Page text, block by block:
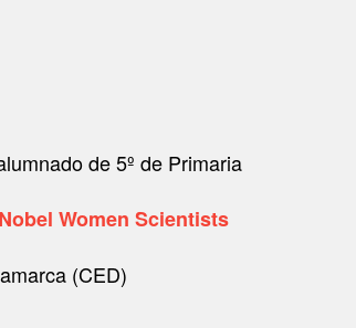
de 5º de Primaria
Women Scientists
(CED)